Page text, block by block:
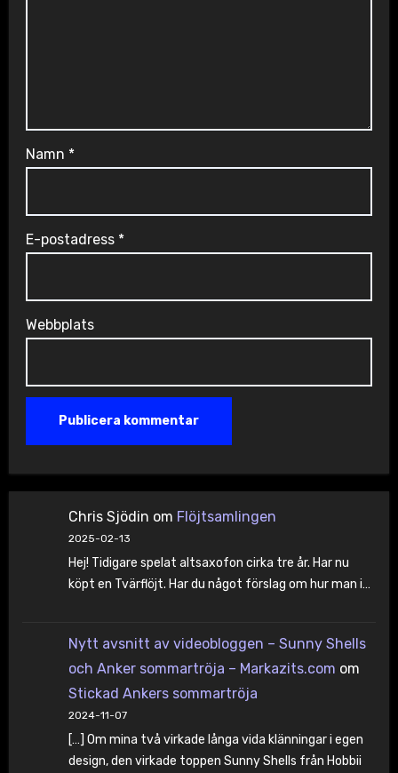
Namn *
E-postadress *
Webbplats
Chris Sjödin om Flöjtsamlingen
2025-02-13
Hej! Tidigare spelat altsaxofon cirka tre år. Har nu
köpt en Tvärflöjt. Har du något förslag om hur man i…
Nytt avsnitt av videobloggen – Sunny Shells
och Anker sommartröja – Markazits.com om
Stickad Ankers sommartröja
2024-11-07
[…] Om mina två virkade långa vida klänningar i egen
design, den virkade toppen Sunny Shells från Hobbii